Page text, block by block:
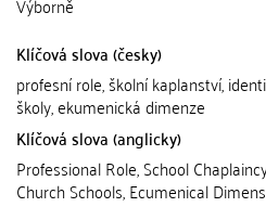
Klíčová slova (česky)
profesní role, školní kaplanství,
školy, ekumenická dimenze
Klíčová slova (anglicky)
Professional Role, School
Church Schools, Ecumenical